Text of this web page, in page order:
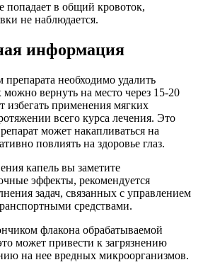
попадает в общий кровоток,
не наблюдается.
информация
необходимо удалить
вернуть на место через 15-20
избегать применения мягких
всего курса лечения. Это
может накапливаться на
повлиять на здоровье глаз.
капель вы заметите
эффекты, рекомендуется
задач, связанных с управлением
средствами.
флакона обрабатываемой
может привести к загрязнению
на нее вредных микроорганизмов.